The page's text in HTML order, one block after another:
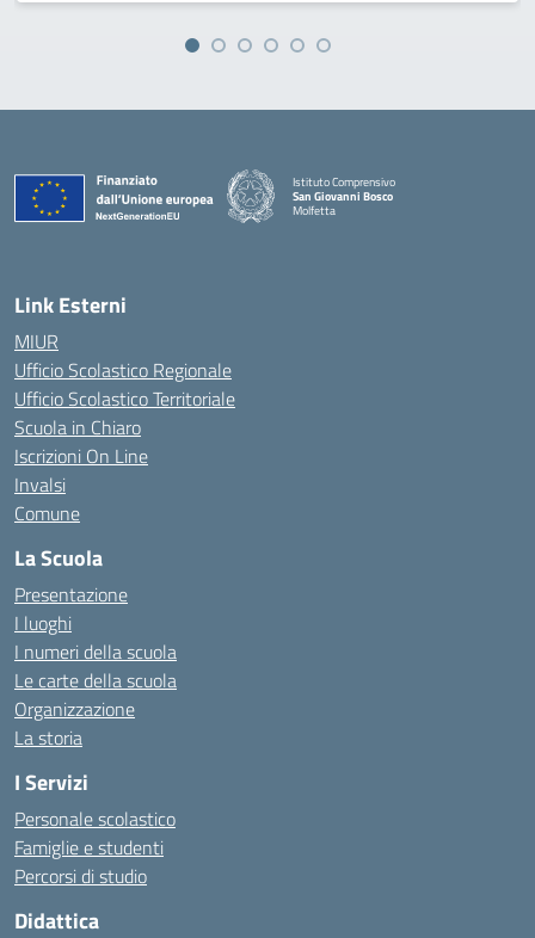
Istituto Comprensivo
San Giovanni Bosco
Molfetta
Link Esterni
MIUR
Ufficio Scolastico Regionale
Ufficio Scolastico Territoriale
Scuola in Chiaro
Iscrizioni On Line
Invalsi
Comune
La Scuola
Presentazione
I luoghi
I numeri della scuola
Le carte della scuola
Organizzazione
La storia
I Servizi
Personale scolastico
Famiglie e studenti
Percorsi di studio
Didattica